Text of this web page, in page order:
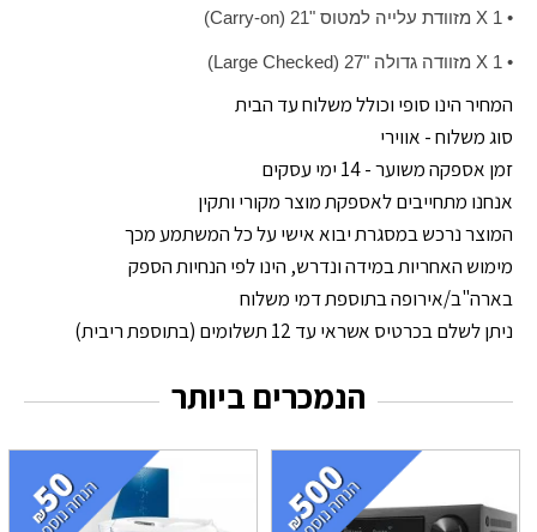
• 1 X מזוודת עלייה למטוס "21 (Carry-on)
• 1 X מזוודה גדולה "27 (Large Checked)
המחיר הינו סופי וכולל משלוח עד הבית
סוג משלוח - אווירי
זמן אספקה משוער - 14 ימי עסקים
אנחנו מתחייבים לאספקת מוצר מקורי ותקין
המוצר נרכש במסגרת יבוא אישי על כל המשתמע מכך
מימוש האחריות במידה ונדרש, הינו לפי הנחיות הספק
בארה"ב/אירופה בתוספת דמי משלוח
ניתן לשלם בכרטיס אשראי עד 12 תשלומים (בתוספת ריבית)
הנמכרים ביותר